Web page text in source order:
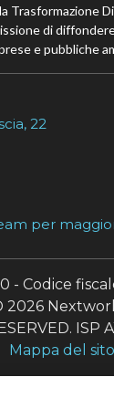
Trasformazione
di
e pubbliche
22
per
- Codice
2026
ISP
Mappa del sito